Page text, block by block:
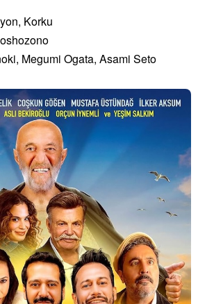
Korku
Megumi Ogata, Asami Seto